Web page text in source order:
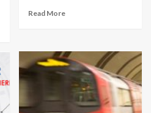
Read More